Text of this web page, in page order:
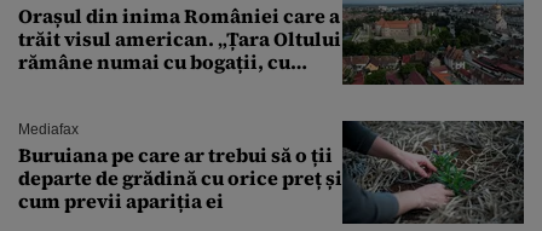
Orașul din inima României care a
trăit visul american. „Țara Oltului
rămâne numai cu bogații, cu
Mediafax
Buruiana pe care ar trebui să o ții
departe de grădină cu orice preț și
cum previi apariția ei